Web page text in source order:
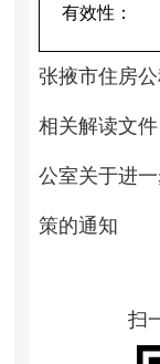
有效性：
张掖市住房
相关解读文件
公室关于进
策的通知
扫